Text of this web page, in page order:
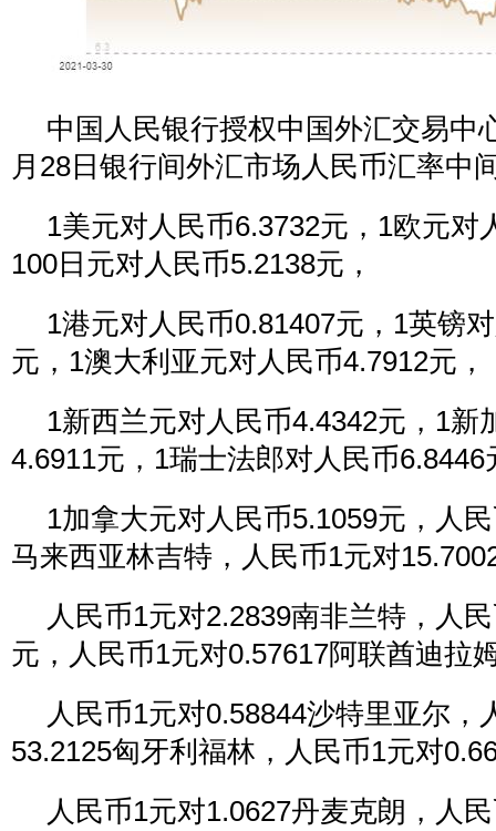
中国人民银行授权中国外汇交易中
月28日银行间外汇市场人民币汇率中
1美元对人民币6.3732元，1欧元对
100日元对人民币5.2138元，
1港元对人民币0.81407元，1英镑
元，1澳大利亚元对人民币4.7912元，
1新西兰元对人民币4.4342元，1新
4.6911元，1瑞士法郎对人民币6.8446
1加拿大元对人民币5.1059元，人
马来西亚林吉特，人民币1元对
人民币1元对2.2839南非兰特，人
元，人民币1元对0.57617阿联酋迪拉
人民币1元对0.58844沙特里亚尔，
53.2125匈牙利福林，人民币1元对
人民币1元对1.0627丹麦克朗，人